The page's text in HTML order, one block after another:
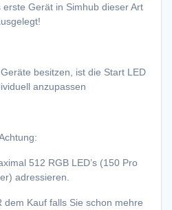
Gerät in Simhub dieser Art
besitzen, ist die Start LED
anzupassen
512 RGB LED’s (150 Pro
adressieren.
dem Kauf falls Sie schon mehre